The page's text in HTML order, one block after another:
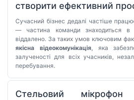
створити ефективний
Сучасний бізнес дедалі частіше
— частина команди знаходиться в
віддалено. За таких умов ключовим
якісна відеокомунікація, яка
залученості для всіх учасників,
перебування.
Стельовий мікрофон